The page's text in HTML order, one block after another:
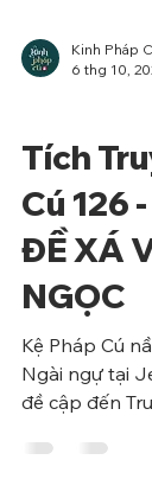
Kinh Pháp Cú
6 thg 10,
Phẩm Ác
Tích
Cú 126
ĐỀ XÁ
NGỌC